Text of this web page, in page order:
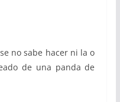
no sabe hacer ni la o
de una panda de